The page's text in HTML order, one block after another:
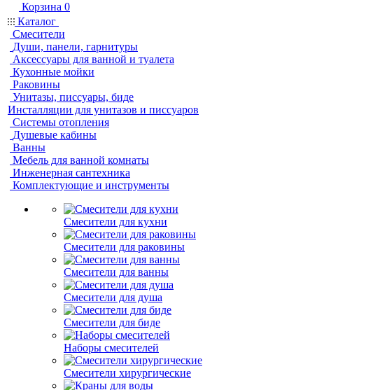
Корзина 0
Каталог
Смесители
Души, панели, гарнитуры
Аксессуары для ванной и туалета
Кухонные мойки
Раковины
Унитазы, писсуары, биде
Инсталляции для унитазов и писсуаров
Системы отопления
Душевые кабины
Ванны
Мебель для ванной комнаты
Инженерная сантехника
Комплектующие и инструменты
Смесители для кухни
Смесители для раковины
Смесители для ванны
Смесители для душа
Смесители для биде
Наборы смесителей
Смесители хирургические